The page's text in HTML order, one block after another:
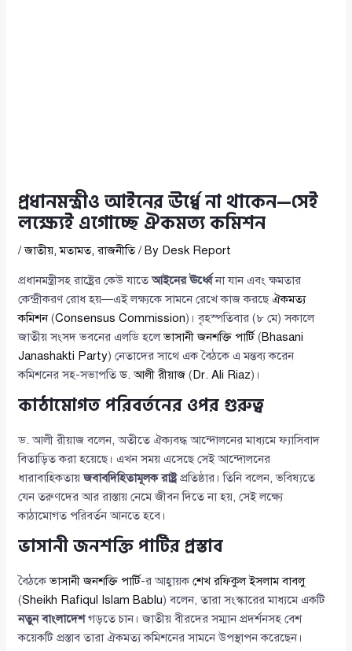
প্রধানমন্ত্রীও আইনের ঊর্ধ্বে না থাকেন—সেই
লক্ষ্যেই এগোচ্ছে ঐকমত্য কমিশন
/জাতীয়,মতামত,রাজনীতি/ By Desk Report
প্রধানমন্ত্রীসহ রাষ্ট্রের কেউ যাতেআইনের ঊর্ধ্বেনা যান এবং ক্ষমতার
কেন্দ্রীকরণ রোধ হয়—এই লক্ষ্যকে সামনে রেখে কাজ করছে ঐকমত্য
কমিশন(Consensus Commission)। বৃহস্পতিবার (৮ মে) সকালে
জাতীয় সংসদ ভবনের এলডি হলেভাসানী জনশক্তি পার্টি (Bhasani
Janashakti Party) নেতাদের সাথে এক বৈঠকে এ মন্তব্য করেন
কমিশনের সহ-সভাপতিড. আলী রীয়াজ (Dr. Ali Riaz)।
কাঠামোগত পরিবর্তনের ওপর গুরুত্ব
ড. আলী রীয়াজ বলেন, অতীতে ঐক্যবদ্ধ আন্দোলনের মাধ্যমে ফ্যাসিবাদ
বিতাড়িত করা হয়েছে। এখন সময় এসেছে সেই আন্দোলনের
ধারাবাহিকতায়জবাবদিহিতামূলক রাষ্ট্রপ্রতিষ্ঠার। তিনি বলেন, ভবিষ্যতে
যেন তরুণদের আর রাস্তায় নেমে জীবন দিতে না হয়, সেই লক্ষ্যে
কাঠামোগত পরিবর্তন আনতে হবে।
ভাসানী জনশক্তি পার্টির প্রস্তাব
বৈঠকেভাসানী জনশক্তি পার্টি-র আহ্বায়কশেখ রফিকুল ইসলাম বাবলু
(Sheikh Rafiqul Islam Bablu) বলেন, তারা সংস্কারের মাধ্যমে একটি
নতুন বাংলাদেশগড়তে চান। জাতীয় বীরদের সম্মান প্রদর্শনসহ বেশ
কয়েকটি প্রস্তাব তারা ঐকমত্য কমিশনের সামনে উপস্থাপন করেছেন।